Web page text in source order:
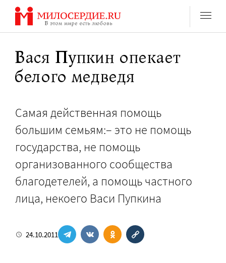
Перейти
содержанию
Вася Пупкин опекает
белого медведя
Самая действенная помощь
большим семьям:– это не помощь
государства, не помощь
организованного сообщества
благодетелей, а помощь частного
лица, некоего Васи Пупкина
24.10.2011